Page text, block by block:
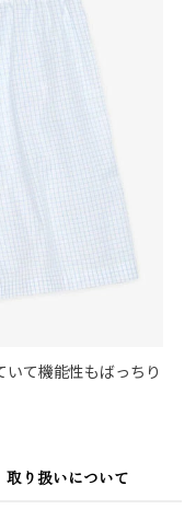
て機能性もばっちり
取り扱いについて